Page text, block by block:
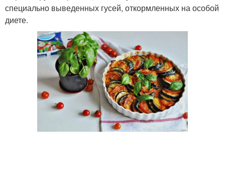
специально выведенных гусей, откормленных на особой
диете.